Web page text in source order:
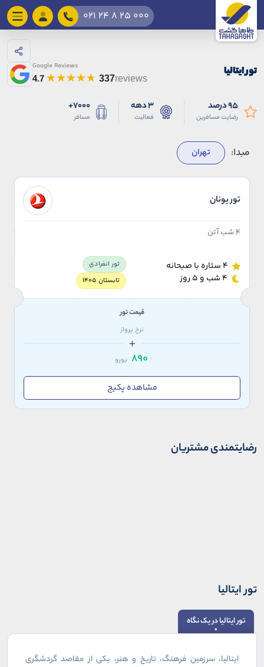
021 24 8 25 000
تور ایتالیا
Google Reviews
4.7
337reviews
95 درصد
رضایت مسافرین
3 دهه
فعالیت
7000+
مسافر
مبدا: تهران
تور یونان
4 شب آتن
4 ستاره با صبحانه
4 شب و 5 روز
تور انفرادی
تابستان 1405
قیمت تور
نرخ پرواز
890 یورو
مشاهده پکیج
رضایتمندی مشتریان
تور ایتالیا
تور ایتالیا در یک نگاه
ایتالیا، سرزمین فرهنگ، تاریخ و هنر، یکی از مقاصد گردشگری